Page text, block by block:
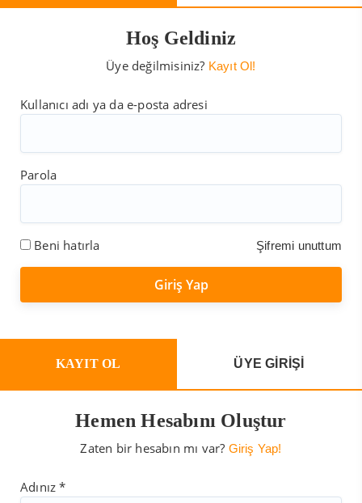
Hoş Geldiniz
Üye değilmisiniz? Kayıt Ol!
Kullanıcı adı ya da e-posta adresi
Parola
Beni hatırla Şifremi unuttum
KAYIT OL ÜYE GİRİŞİ
Hemen Hesabını Oluştur
Zaten bir hesabın mı var? Giriş Yap!
Adınız *